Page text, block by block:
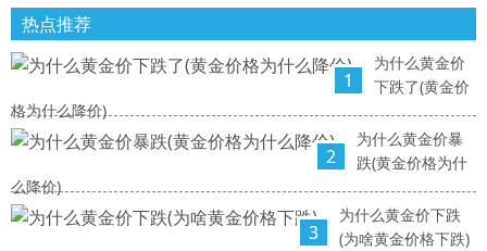
热点推荐
1
为什么黄金价
下跌了(黄金价
格为什么降价)
2
为什么黄金价暴
跌(黄金价格为什
么降价)
3
为什么黄金价下跌
(为啥黄金价格下跌)